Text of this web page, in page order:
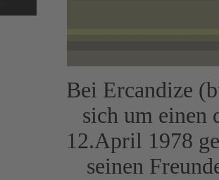
Bei Ercandize
sich um einen
12.April 1978
seinen